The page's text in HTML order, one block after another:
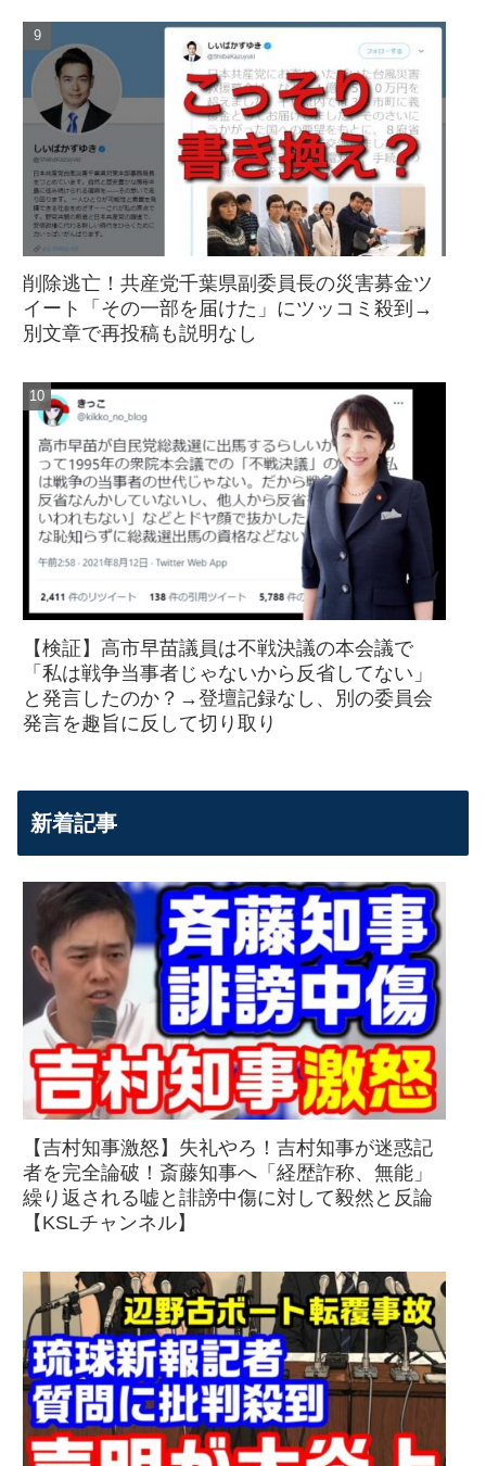
削除逃亡！共産党千葉県副委員長の災害募金ツ
イート「その一部を届けた」にツッコミ殺到→
別文章で再投稿も説明なし
【検証】高市早苗議員は不戦決議の本会議で
「私は戦争当事者じゃないから反省してない」
と発言したのか？→登壇記録なし、別の委員会
発言を趣旨に反して切り取り
新着記事
【吉村知事激怒】失礼やろ！吉村知事が迷惑記
者を完全論破！斎藤知事へ「経歴詐称、無能」
繰り返される嘘と誹謗中傷に対して毅然と反論
【KSLチャンネル】